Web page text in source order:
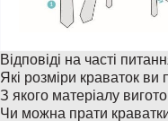
Відповіді на часті
Які розміри краваток ви
З якого матеріалу
Чи можна прати